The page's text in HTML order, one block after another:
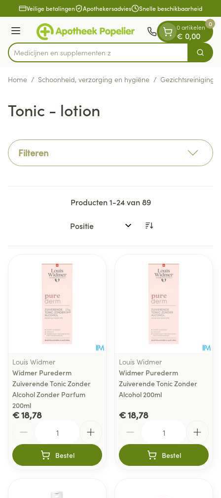
Ga naar de inhoud
1 van 1Veilige betalingen Apothekersadvies Snelle beschikbaarheid
Menu
Product, merk, categorie...
Medicijnen Zoek
0 artikelen
€ 0,00
0
Home / Schoonheid, verzorging en hygiëne / Gezichtsreiniging
Tonic - lotion
Filteren
Producten1-24van89
Sorteer op:
Louis Widmer
Widmer Purederm
Zuiverende Tonic Zonder
Alcohol Zonder Parfum
200ml
€ 18,78
Bestel
Louis Widmer
Widmer Purederm
Zuiverende Tonic Zonder
Alcohol 200ml
€ 18,78
Bestel